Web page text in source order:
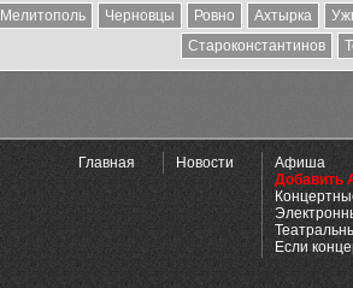
Мелитополь
Черновцы Ровно Ахтырка
Староконстантинов
Главная Новости
Афиша
Добавить
Если